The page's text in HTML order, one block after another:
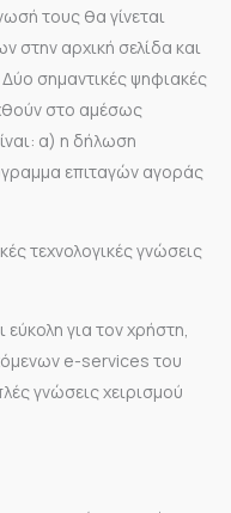
τους θα γίνεται
στην αρχική σελίδα και
σημαντικές ψηφιακές
στο αμέσως
α) η δήλωση
επιταγών αγοράς
τεχνολογικές γνώσεις
εύκολη για τον χρήστη,
e-services του
γνώσεις χειρισμού